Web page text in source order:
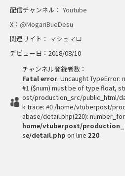
配信チャンネル： Youtube
X： @MogariBueDesu
関連サイト： マシュマロ
デビュー日：2018/08/10
チャンネル登録者数：
Fatal error: Uncaught
#1 ($num) must be of type float,
ost/production_src/public_html/
k trace: #0 /home/vtuberpost/
abase/detail.php(220):
home/vtuberpost/
se/detail.php on line 220